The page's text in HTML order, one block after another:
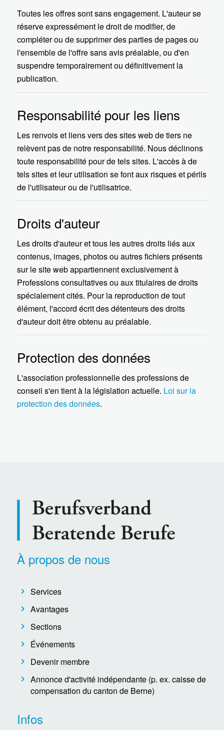
Toutes les offres sont sans engagement. L'auteur se
réserve expressément le droit de modifier, de
compléter ou de supprimer des parties de pages ou
l'ensemble de l'offre sans avis préalable, ou d'en
suspendre temporairement ou définitivement la
publication.
Responsabilité pour les liens
Les renvois et liens vers des sites web de tiers ne
relèvent pas de notre responsabilité. Nous déclinons
toute responsabilité pour de tels sites. L'accès à de
tels sites et leur utilisation se font aux risques et périls
de l'utilisateur ou de l'utilisatrice.
Droits d'auteur
Les droits d'auteur et tous les autres droits liés aux
contenus, images, photos ou autres fichiers présents
sur le site web appartiennent exclusivement à
Professions consultatives ou aux titulaires de droits
spécialement cités. Pour la reproduction de tout
élément, l'accord écrit des détenteurs des droits
d'auteur doit être obtenu au préalable.
Protection des données
L'association professionnelle des professions de
conseil s'en tient à la législation actuelle. Loi sur la
protection des données.
À propos de nous
Services
Avantages
Sections
Événements
Devenir membre
Annonce d'activité indépendante (p. ex. caisse de
compensation du canton de Berne)
Infos